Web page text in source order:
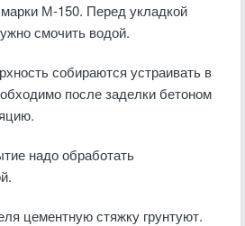
М-150. Перед укладкой
смочить водой.
собираются устраивать в
после заделки бетоном
надо обработать
цементную стяжку грунтуют.